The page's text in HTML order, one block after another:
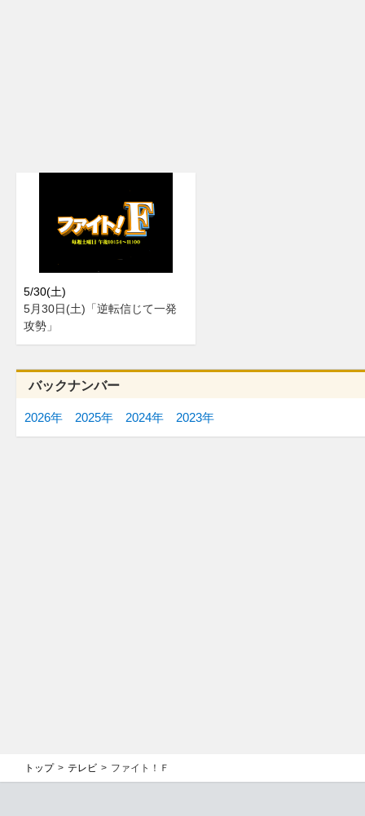
5/30(土)
5月30日(土)「逆転信じて一発
攻勢」
バックナンバー
2026年 2025年 2024年 2023年
トップ テレビ ファイト！Ｆ